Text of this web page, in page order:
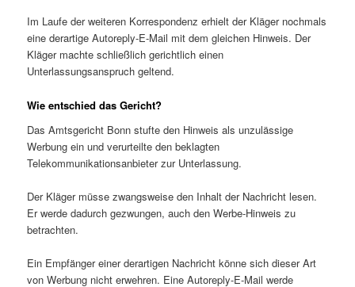
Im Laufe der weiteren Korrespondenz erhielt der Kläger nochmals
eine derartige Autoreply-E-Mail mit dem gleichen Hinweis. Der
Kläger machte schließlich gerichtlich einen
Unterlassungsanspruch geltend.
Wie entschied das Gericht?
Das Amtsgericht Bonn stufte den Hinweis als unzulässige
Werbung ein und verurteilte den beklagten
Telekommunikationsanbieter zur Unterlassung.
Der Kläger müsse zwangsweise den Inhalt der Nachricht lesen.
Er werde dadurch gezwungen, auch den Werbe-Hinweis zu
betrachten.
Ein Empfänger einer derartigen Nachricht könne sich dieser Art
von Werbung nicht erwehren. Eine Autoreply-E-Mail werde